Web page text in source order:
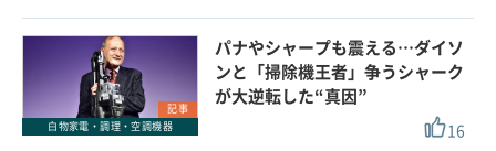
記事
白物家電・調理・空調機器
パナやシャープも震える…ダイソ
ンと「掃除機王者」争うシャーク
が大逆転した“真因”
16